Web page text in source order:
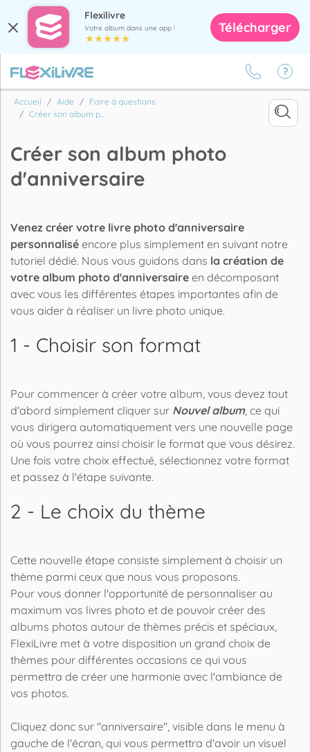
Flexilivre
Votre album dans une app ! Télécharger
Accueil Aide
Foire à questions
Créer son album p...
Créer son album photo
d'anniversaire
Venez créer votre livre photo d'anniversaire
personnalisé encore plus simplement en suivant notre
tutoriel dédié. Nous vous guidons dans la création de
votre album photo d'anniversaire en décomposant
avec vous les différentes étapes importantes afin de
vous aider à réaliser un livre photo unique.
1 - Choisir son format
Pour commencer à créer votre album, vous devez tout
d'abord simplement cliquer sur Nouvel album, ce qui
vous dirigera automatiquement vers une nouvelle page
où vous pourrez ainsi choisir le format que vous désirez.
Une fois votre choix effectué, sélectionnez votre format
et passez à l'étape suivante.
2 - Le choix du thème
Cette nouvelle étape consiste simplement à choisir un
thème parmi ceux que nous vous proposons.
Pour vous donner l'opportunité de personnaliser au
maximum vos livres photo et de pouvoir créer des
albums photos autour de thèmes précis et spéciaux,
FlexiLivre met à votre disposition un grand choix de
thèmes pour différentes occasions ce qui vous
permettra de créer une harmonie avec l'ambiance de
vos photos.
Cliquez donc sur "anniversaire", visible dans le menu à
gauche de l'écran, qui vous permettra d'avoir un visuel